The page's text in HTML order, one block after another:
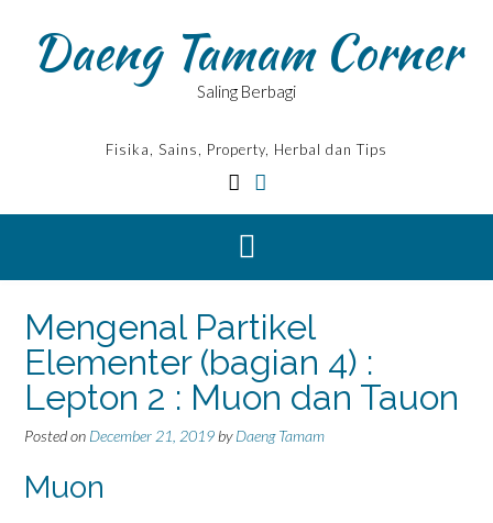
contentDaeng Tamam Corner
Saling Berbagi
Fisika, Sains, Property, Herbal dan Tips
Mengenal Partikel
Elementer (bagian 4) :
Lepton 2 : Muon dan Tauon
Posted on December 21, 2019 byDaeng Tamam
Muon